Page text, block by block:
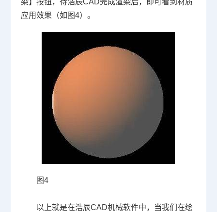
染】按钮，待浩辰CAD完成渲染后，即可看到材质
应用效果（如图4）。
图4
以上就是在浩辰CAD机械软件中，当我们在绘